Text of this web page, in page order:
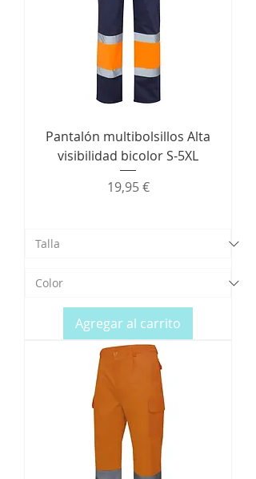
Pantalón multibolsillos Alta
visibilidad bicolor S-5XL
Precio
19,95 €
Agregar al carrito